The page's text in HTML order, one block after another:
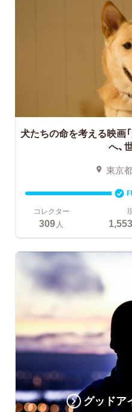
犬たちの命を考える映画
へ、
東京
コレクター
309 人
グッドア